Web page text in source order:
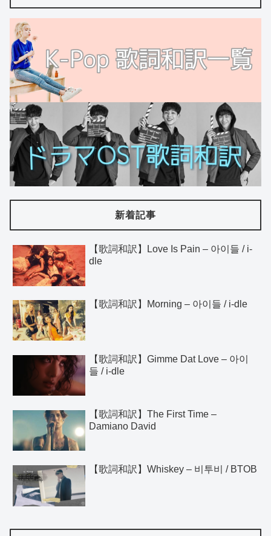
新着記事
【歌詞和訳】Love Is Pain – 아이들 / i-
dle
【歌詞和訳】Morning – 아이들 / i-dle
【歌詞和訳】Gimme Dat Love – 아이
들 / i-dle
【歌詞和訳】The First Time –
Damiano David
【歌詞和訳】Whiskey – 비투비 / BTOB